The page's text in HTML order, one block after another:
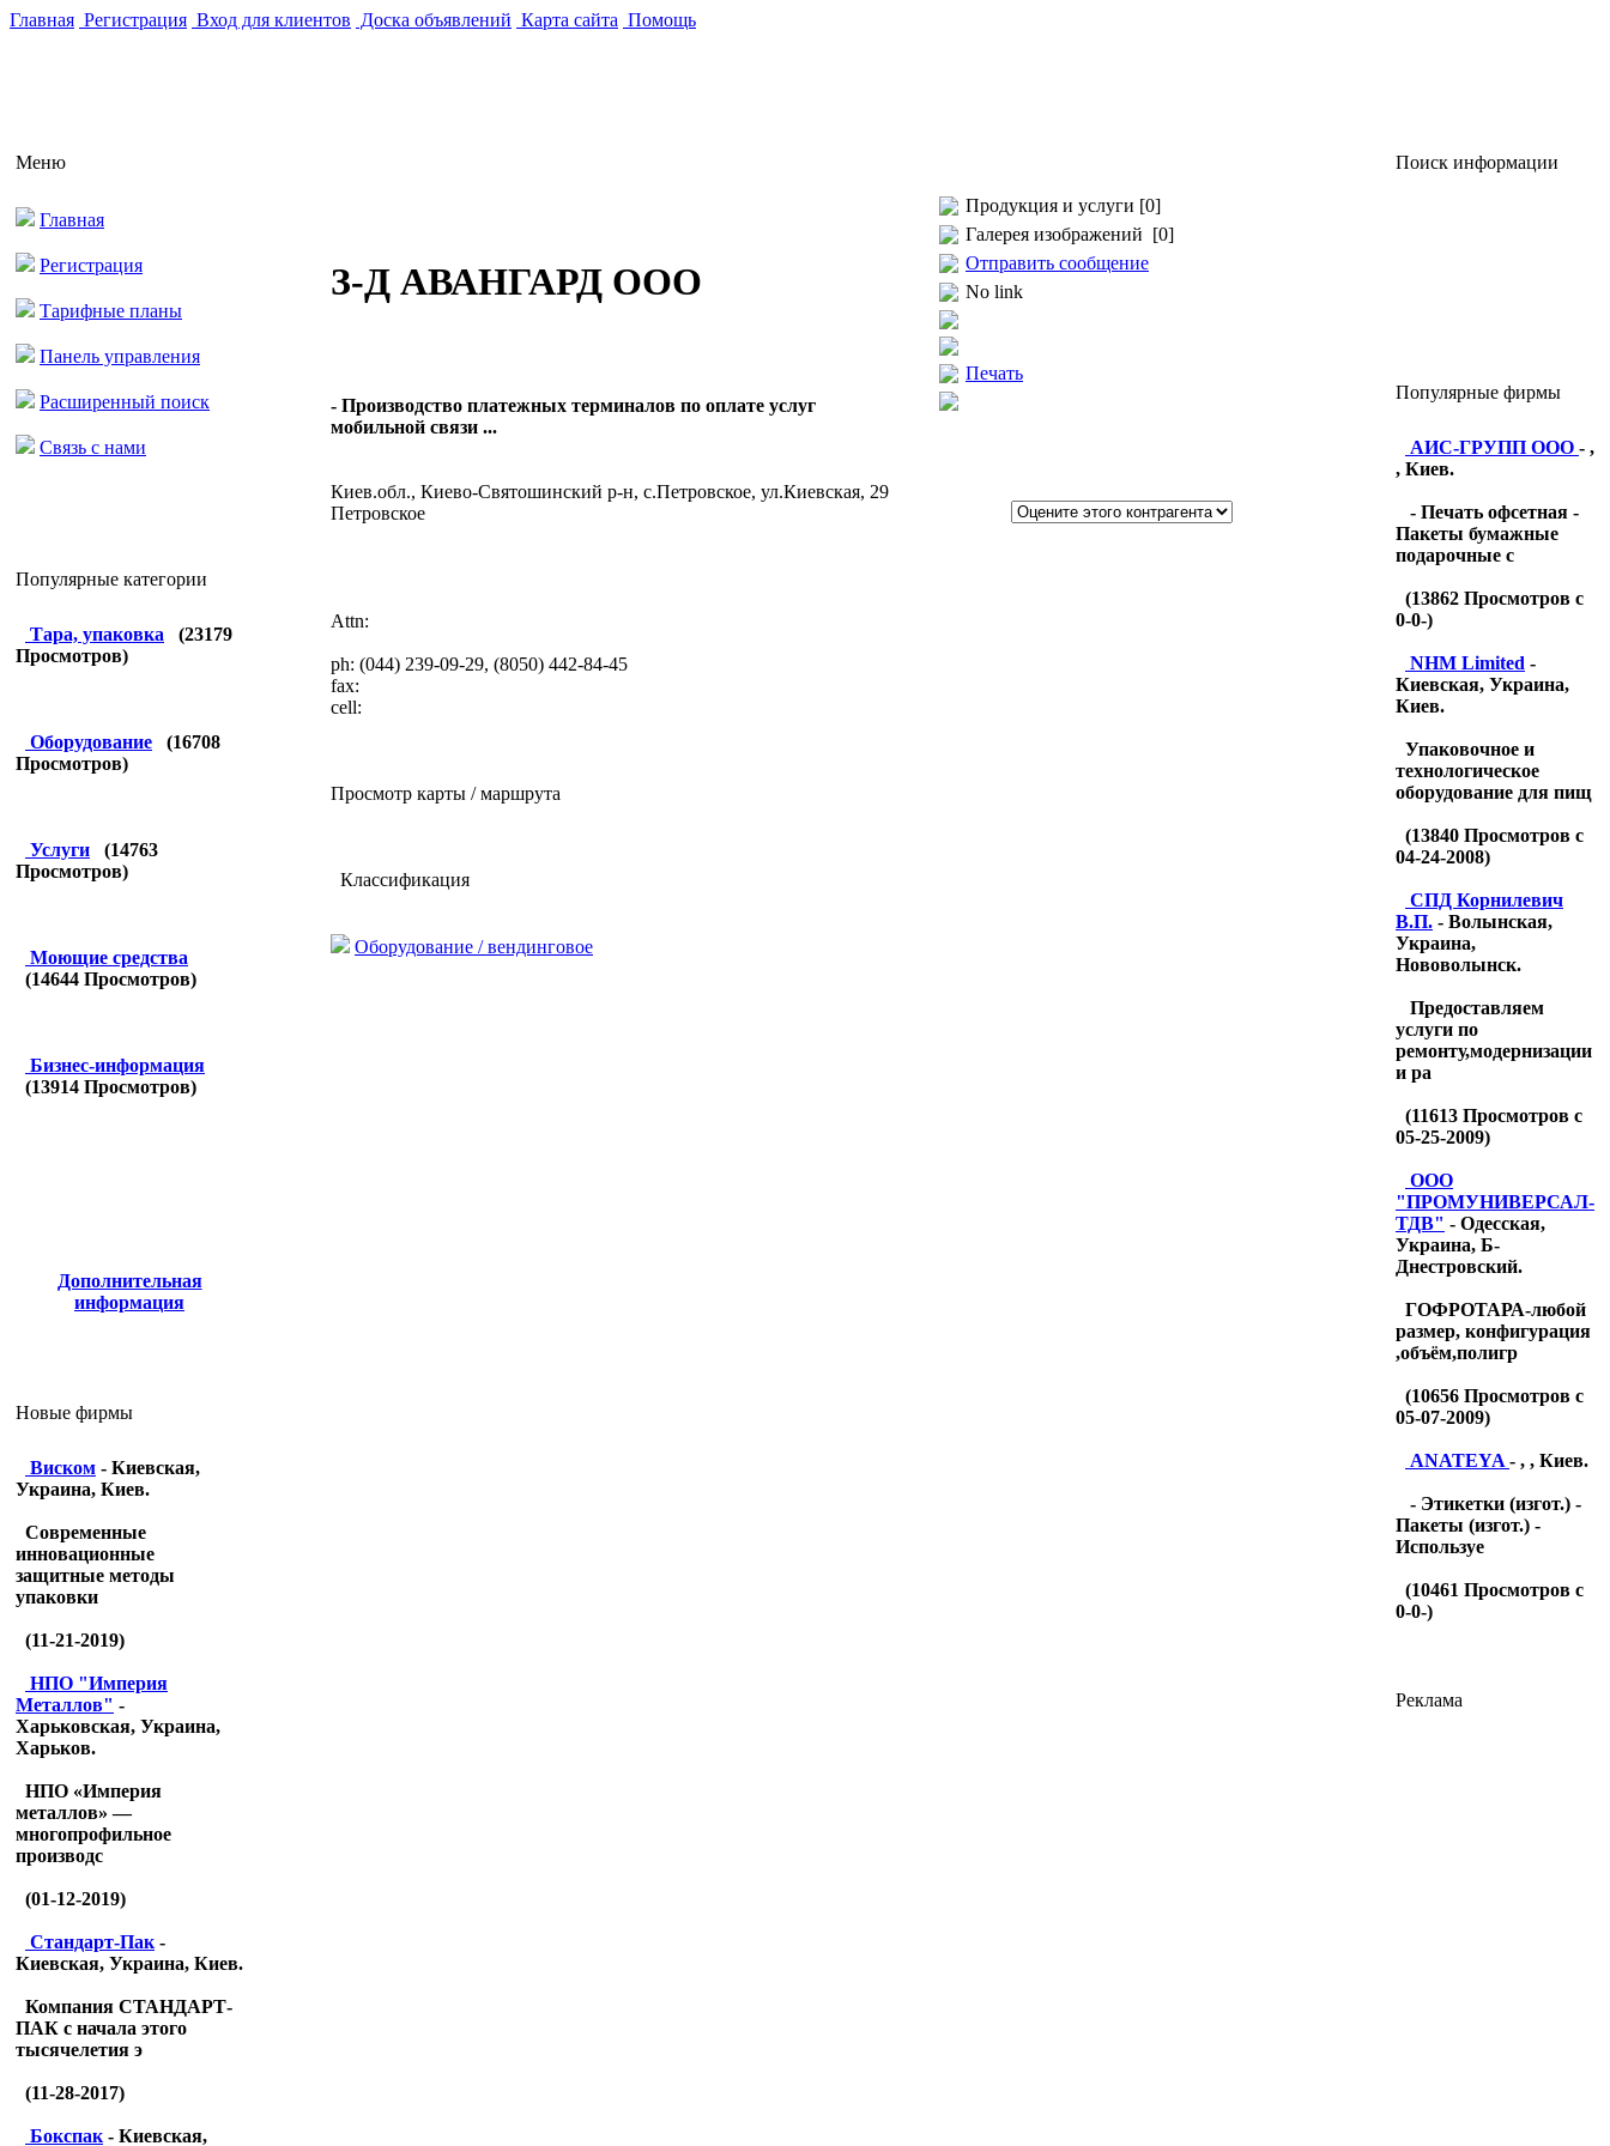
Главная Регистрация Вход для клиентов Доска объявлений Карта сайта Помощь
Меню
Главная
Регистрация
Тарифные планы
Панель управления
Расширенный поиск
Связь с нами
Популярные категории
Тара, упаковка (23179
Просмотров)
Оборудование (16708
Просмотров)
Услуги (14763
Просмотров)
Моющие средства
(14644 Просмотров)
Бизнес-информация
(13914 Просмотров)
Дополнительная
информация
Новые фирмы
Виском - Киевская,
Украина, Киев.
Современные
инновационные
защитные методы
упаковки
(11-21-2019)
НПО "Империя
Металлов" -
Харьковская, Украина,
Харьков.
НПО «Империя
металлов» —
многопрофильное
производс
(01-12-2019)
Стандарт-Пак -
Киевская, Украина, Киев.
Компания СТАНДАРТ-
ПАК с начала этого
тысячелетия э
(11-28-2017)
Бокспак - Киевская,
З-Д АВАНГАРД ООО
- Производство платежных терминалов по оплате услуг
мобильной связи ...
Киев.обл., Киево-Святошинский р-н, с.Петровское, ул.Киевская, 29
Петровское
Attn:
ph: (044) 239-09-29, (8050) 442-84-45
fax:
cell:
Просмотр карты / маршрута
Классификация
Оборудование / вендинговое
Продукция и услуги [0]
Галерея изображений [0]
Отправить сообщение
No link
Печать
Поиск информации
Популярные фирмы
АИС-ГРУПП ООО - ,
, Киев.
- Печать офсетная -
Пакеты бумажные
подарочные с
(13862 Просмотров с
0-0-)
NHM Limited -
Киевская, Украина,
Киев.
Упаковочное и
технологическое
оборудование для пищ
(13840 Просмотров с
04-24-2008)
CПД Корнилевич
В.П. - Волынская,
Украина,
Нововолынск.
Предоставляем
услуги по
ремонту,модернизации
и ра
(11613 Просмотров с
05-25-2009)
OOO
"ПРОМУНИВЕРСАЛ-
ТДB" - Одесская,
Украина, Б-
Днестровский.
ГОФРОТАРА-любой
размер, конфигурация
,объём,полигр
(10656 Просмотров с
05-07-2009)
ANATEYA - , , Киев.
- Этикетки (изгот.) -
Пакеты (изгот.) -
Используе
(10461 Просмотров с
0-0-)
Реклама